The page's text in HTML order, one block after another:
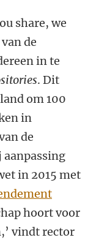
share, we
de
in te
. Dit
om 100
in
de
in 2015 met
hoort voor
vindt rector